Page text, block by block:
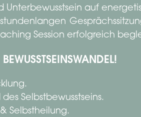
Unterbewusstsein auf
Session erfolgreich
Selbstbewusstseins.
Selbstheilung.